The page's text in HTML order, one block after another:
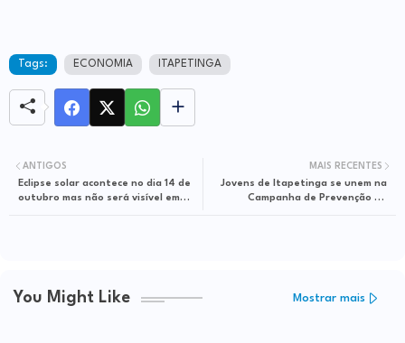
Tags: ECONOMIA ITAPETINGA
MAIS RECENTES
Jovens de Itapetinga se unem na
Campanha de Prevenção ao
ANTIGOS
Eclipse solar acontece no dia 14 de
outubro mas não será visível em
You Might Like Mostrar mais